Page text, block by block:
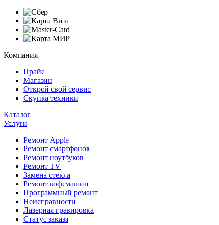
Компания
Прайс
Магазин
Открой свой сервис
Скупка техники
Каталог
Услуги
Ремонт Apple
Ремонт смартфонов
Ремонт ноутбуков
Ремонт TV
Замена стекла
Ремонт кофемашин
Программный ремонт
Неисправности
Лазерная гравировка
Статус заказа